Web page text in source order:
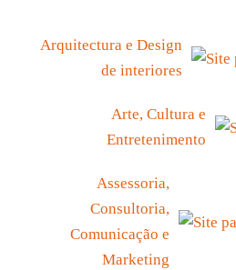
Arquitectura e Design
de interiores
Arte, Cultura e
Entretenimento
Assessoria,
Consultoria,
Comunicação e
Marketing